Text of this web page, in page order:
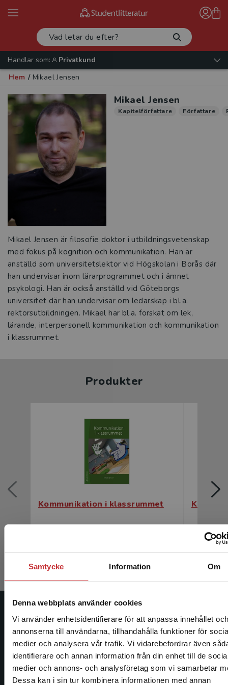
Samtycke Information Om
Denna webbplats använder cookies
Vi använder enhetsidentifierare för att anpassa innehållet och
annonserna till användarna, tillhandahålla funktioner för
medier och analysera vår trafik. Vi vidarebefordrar även
identifierare och annan information från din enhet till de
medier och annons- och analysföretag som vi samarbetar
Dessa kan i sin tur kombinera informationen med annan
Begränsad fraktregion
Handlar som:
Privatkund
Hem / Mikael Jensen
Mikael Jensen
Kapitelförfattare Författare
Mikael Jensen är filosofie doktor i utbildningsvetenskap
med fokus på kognition och kommunikation. Han är
anställd som universitetslektor vid Högskolan i Borås där
han undervisar inom lärarprogrammet och i ämnet
psykologi. Han är också anställd vid Göteborgs
universitet där han undervisar om ledarskap i bl.a.
rektorsutbildningen. Mikael har bl.a. forskat om lek,
lärande, interpersonell kommunikation och kommunikation
i klassrummet.
Produkter
Kommunikation i klassrummet
Exkl. moms: 298 kr
197 kr
Exkl.
Studentlitteratur
Studentlitteratur grundades 1963 och är idag Sveriges
ledande utbildningsförlag. Med läromedel, kurslitteratur,
facklitteratur, utbildningar och digitala
informationstjänster i utbudet, finns Studentlitteratur med